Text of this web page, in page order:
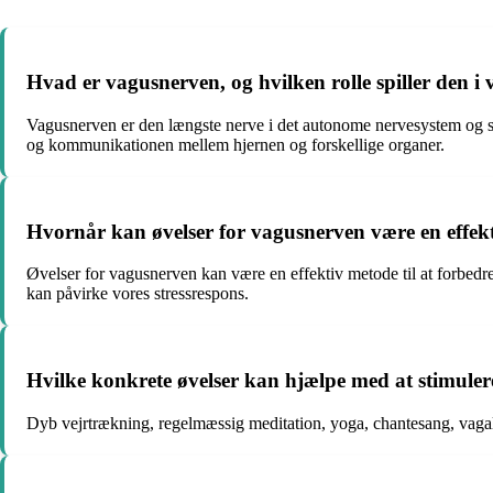
Hvad er vagusnerven, og hvilken rolle spiller den i
Vagusnerven er den længste nerve i det autonome nervesystem
og kommunikationen mellem hjernen og forskellige organer.
Hvornår kan øvelser for vagusnerven være en
Øvelser for vagusnerven kan være en effektiv metode til at
kan påvirke vores stressrespons.
Hvilke konkrete øvelser kan hjælpe med at
Dyb vejrtrækning, regelmæssig meditation, yoga, chantesang,